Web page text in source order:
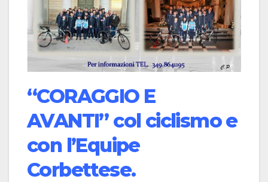
“CORAGGIO E
AVANTI” col ciclismo e
con l’Equipe
Corbettese.